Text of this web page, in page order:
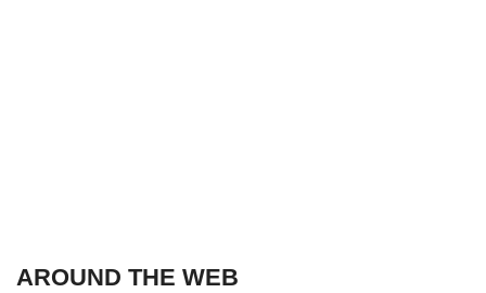
AROUND THE WEB